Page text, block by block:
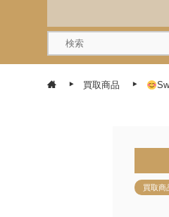
買取商品
買取商